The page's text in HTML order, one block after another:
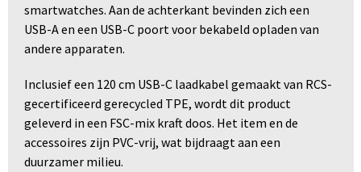
smartwatches. Aan de achterkant bevinden zich een
USB-A en een USB-C poort voor bekabeld opladen van
andere apparaten.
Inclusief een 120 cm USB-C laadkabel gemaakt van RCS-
gecertificeerd gerecycled TPE, wordt dit product
geleverd in een FSC-mix kraft doos. Het item en de
accessoires zijn PVC-vrij, wat bijdraagt aan een
duurzamer milieu.